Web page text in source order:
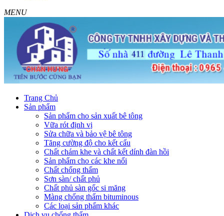
MENU
Trang Chủ
Sản phẩm
Sản phẩm cho sản xuất bê tông
Vữa rót định vị
Sửa chữa và bảo vệ bê tông
Tăng cường độ cho kết cấu
Chất chám khe và chất kết dính đàn hồi
Sản phẩm cho các khe nối
Chất chống thấm
Sơn sàn/ chất phủ
Chất phủ sàn gốc si măng
Màng chống thấm bituminous
Các loại sản phẩm khác